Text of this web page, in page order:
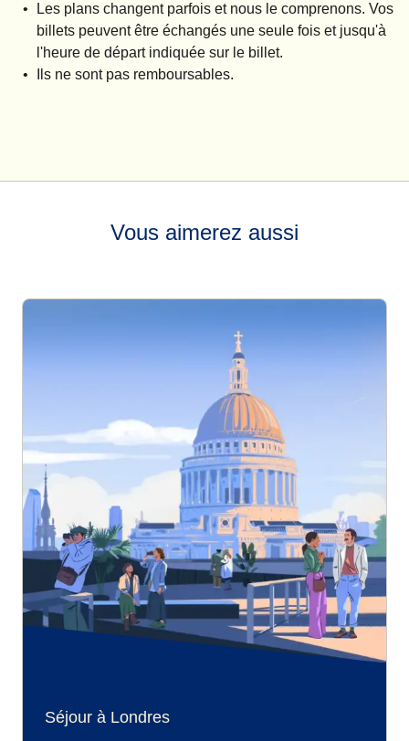
Les plans changent parfois et nous le comprenons. Vos
billets peuvent être échangés une seule fois et jusqu'à
l'heure de départ indiquée sur le billet.
Ils ne sont pas remboursables.
Vous aimerez aussi
Séjour à Londres